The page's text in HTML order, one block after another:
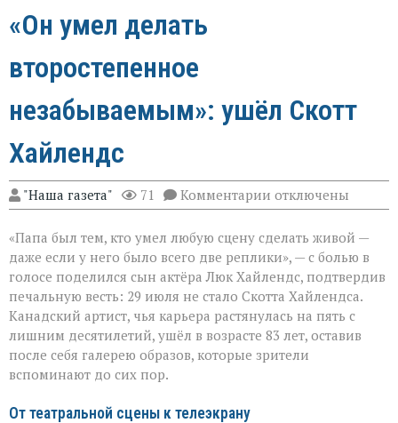
«Он умел делать
второстепенное
незабываемым»: ушёл Скотт
Хайлендс
"Наша газета" 71 Комментарии к
записи
умел
делать
второстепенное
незабываемым»:
ушёл
Скотт
Хайлендс
отключены
«Папа был тем, кто умел любую сцену сделать живой —
даже если у него было всего две реплики», — с болью в
голосе поделился сын актёра Люк Хайлендс, подтвердив
печальную весть: 29 июля не стало Скотта Хайлендса.
Канадский артист, чья карьера растянулась на пять с
лишним десятилетий, ушёл в возрасте 83 лет, оставив
после себя галерею образов, которые зрители
вспоминают до сих пор.
От театральной сцены к телеэкрану